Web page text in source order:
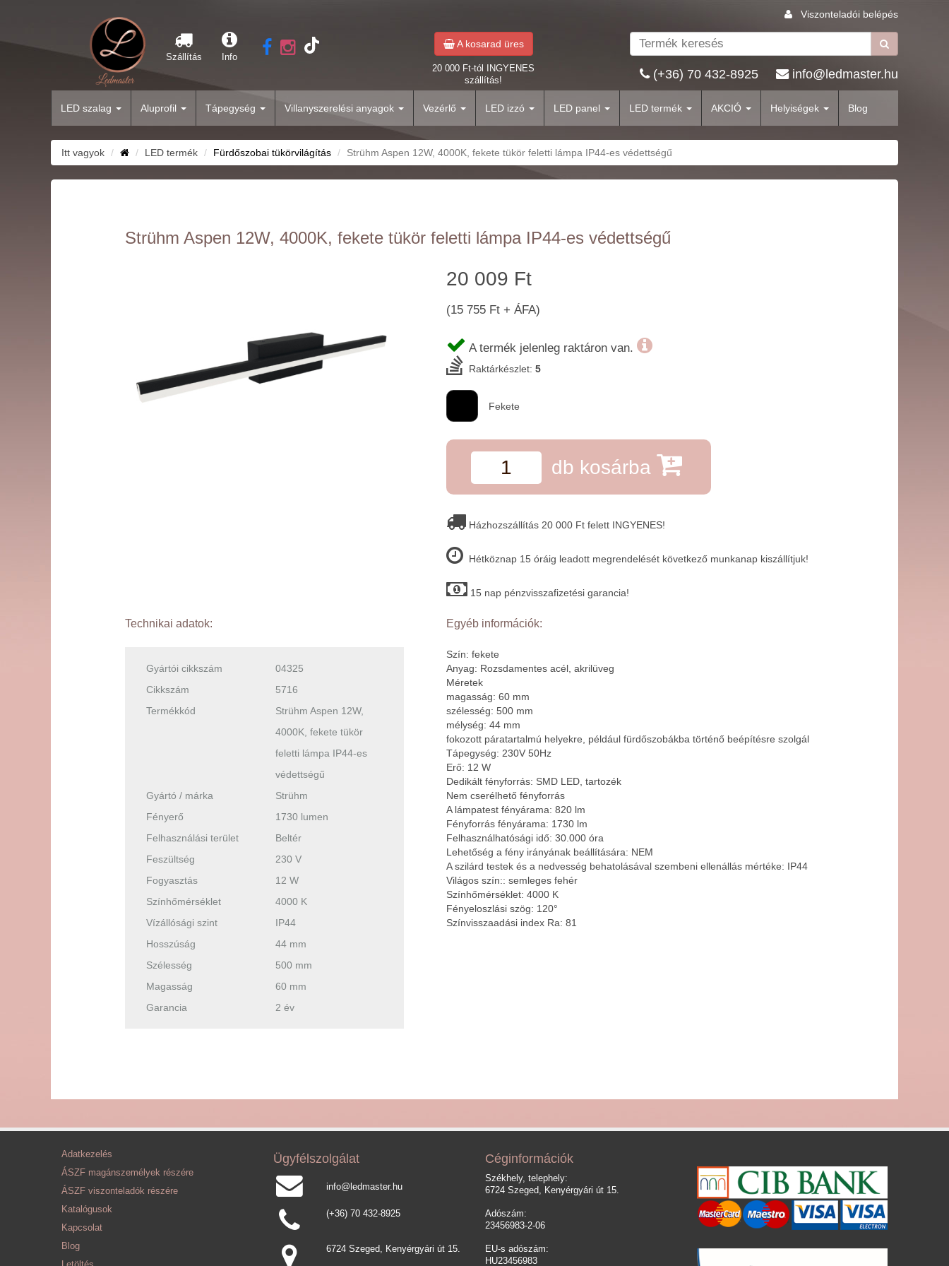
Viszonteladói belépés
Szállítás Info
A kosarad üres
20 000 Ft-tól INGYENES
szállítás!
(+36) 70 432-8925 info@ledmaster.hu
LED szalag Aluprofil Tápegység Villanyszerelési anyagok Vezérlő LED izzó LED panel LED termék AKCIÓ Helyiségek Blog
Itt vagyok LED termék Fürdőszobai tükörvilágítás Strühm Aspen 12W, 4000K, fekete tükör feletti lámpa IP44-es védettségű
Strühm Aspen 12W, 4000K, fekete tükör feletti lámpa IP44-es védettségű
20 009 Ft
(15 755 Ft + ÁFA)
A termék jelenleg raktáron van.
Raktárkészlet: 5
Fekete
db kosárba
Házhozszállítás 20 000 Ft felett INGYENES!
Hétköznap 15 óráig leadott megrendelését következő munkanap kiszállítjuk!
15 nap pénzvisszafizetési garancia!
Technikai adatok:
Gyártói cikkszám
04325
Cikkszám
5716
Termékkód
Strühm Aspen 12W,
4000K, fekete tükör
feletti lámpa IP44-es
védettségű
Gyártó / márka
Strühm
Fényerő
1730 lumen
Felhasználási terület
Beltér
Feszültség
230 V
Fogyasztás
12 W
Színhőmérséklet
4000 K
Vízállósági szint
IP44
Hosszúság
44 mm
Szélesség
500 mm
Magasság
60 mm
Garancia
2 év
Egyéb információk:
Szín: fekete
Anyag: Rozsdamentes acél, akrilüveg
Méretek
magasság: 60 mm
szélesség: 500 mm
mélység: 44 mm
fokozott páratartalmú helyekre, például fürdőszobákba történő beépítésre szolgál
Tápegység: 230V 50Hz
Erő: 12 W
Dedikált fényforrás: SMD LED, tartozék
Nem cserélhető fényforrás
A lámpatest fényárama: 820 lm
Fényforrás fényárama: 1730 lm
Felhasználhatósági idő: 30.000 óra
Lehetőség a fény irányának beállítására: NEM
A szilárd testek és a nedvesség behatolásával szembeni ellenállás mértéke: IP44
Világos szín:: semleges fehér
Színhőmérséklet: 4000 K
Fényeloszlási szög: 120°
Színvisszaadási index Ra: 81
Adatkezelés
ÁSZF magánszemélyek részére
ÁSZF viszonteladók részére
Katalógusok
Kapcsolat
Blog
Ügyfélszolgálat
info@ledmaster.hu
(+36) 70 432-8925
6724 Szeged, Kenyérgyári út 15.
Céginformációk
Székhely, telephely:
6724 Szeged, Kenyérgyári út 15.
Adószám:
23456983-2-06
EU-s adószám:
HU23456983